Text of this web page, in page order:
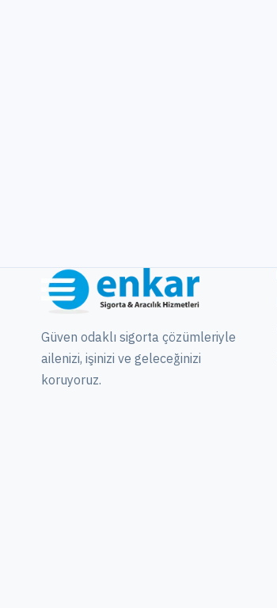
Güven odaklı sigorta çözümleriyle
ailenizi, işinizi ve geleceğinizi
koruyoruz.